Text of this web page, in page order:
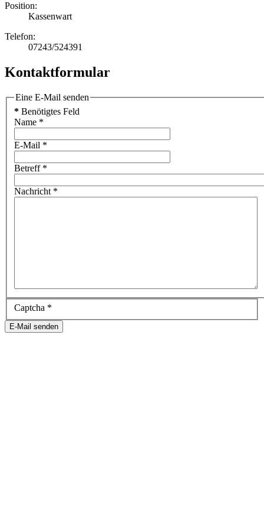
Position:
Kassenwart
Telefon:
07243/524391
Kontaktformular
Eine E-Mail senden
* Benötigtes Feld
Name *
E-Mail *
Betreff*
Nachricht *
Captcha *
E-Mail senden